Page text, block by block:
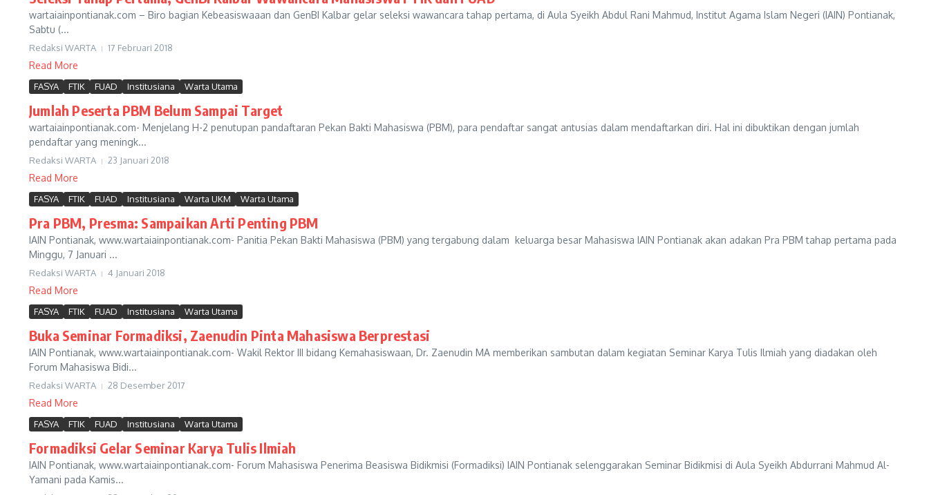
wartaiainpontianak.com – Biro bagian Kebeasiswaaan dan GenBI Kalbar gelar seleksi wawancara tahap pertama, di Aula Syeikh Abdul Rani Mahmud, Institut Agama Islam Negeri (IAIN) Pontianak,
Sabtu (...
Redaksi WARTA 17 Februari 2018
Read More
FASYA FTIK FUAD Institusiana Warta Utama
Jumlah Peserta PBM Belum Sampai Target
wartaiainpontianak.com- Menjelang H-2 penutupan pandaftaran Pekan Bakti Mahasiswa (PBM), para pendaftar sangat antusias dalam mendaftarkan diri. Hal ini dibuktikan dengan jumlah
pendaftar yang meningk...
Redaksi WARTA 23 Januari 2018
Read More
FASYA FTIK FUAD Institusiana Warta UKM Warta Utama
Pra PBM, Presma: Sampaikan Arti Penting PBM
IAIN Pontianak, www.wartaiainpontianak.com- Panitia Pekan Bakti Mahasiswa (PBM) yang tergabung dalam keluarga besar Mahasiswa IAIN Pontianak akan adakan Pra PBM tahap pertama pada
Minggu, 7 Januari ...
Redaksi WARTA 4 Januari 2018
Read More
FASYA FTIK FUAD Institusiana Warta Utama
Buka Seminar Formadiksi, Zaenudin Pinta Mahasiswa Berprestasi
IAIN Pontianak, www.wartaiainpontianak.com- Wakil Rektor III bidang Kemahasiswaan, Dr. Zaenudin MA memberikan sambutan dalam kegiatan Seminar Karya Tulis Ilmiah yang diadakan oleh
Forum Mahasiswa Bidi...
Redaksi WARTA 28 Desember 2017
Read More
FASYA FTIK FUAD Institusiana Warta Utama
Formadiksi Gelar Seminar Karya Tulis Ilmiah
IAIN Pontianak, www.wartaiainpontianak.com- Forum Mahasiswa Penerima Beasiswa Bidikmisi (Formadiksi) IAIN Pontianak selenggarakan Seminar Bidikmisi di Aula Syeikh Abdurrani Mahmud Al-
Yamani pada Kamis...